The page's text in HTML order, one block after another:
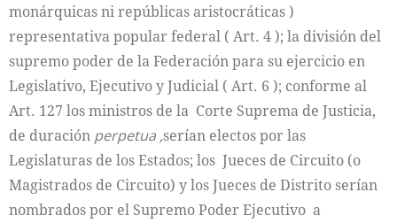
monárquicas ni repúblicas aristocráticas )
representativa popular federal ( Art. 4 ); la división del
supremo poder de la Federación para su ejercicio en
Legislativo, Ejecutivo y Judicial ( Art. 6 ); conforme al
Art. 127 los ministros de la Corte Suprema de Justicia,
de duración perpetua ,serían electos por las
Legislaturas de los Estados; los Jueces de Circuito (o
Magistrados de Circuito) y los Jueces de Distrito serían
nombrados por el Supremo Poder Ejecutivo a